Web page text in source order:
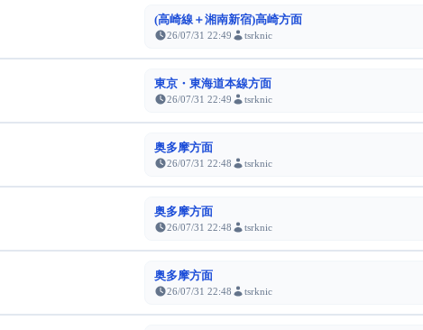
(高崎線＋湘南新宿)高崎方面
26/07/31 22:49 tsrknic
東京・東海道本線方面
26/07/31 22:49 tsrknic
奥多摩方面
26/07/31 22:48 tsrknic
奥多摩方面
26/07/31 22:48 tsrknic
奥多摩方面
26/07/31 22:48 tsrknic